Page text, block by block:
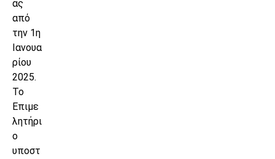
ας
από
την 1η
Ιανουα
ρίου
2025.
Το
Επιμε
λητήρι
ο
υποστ